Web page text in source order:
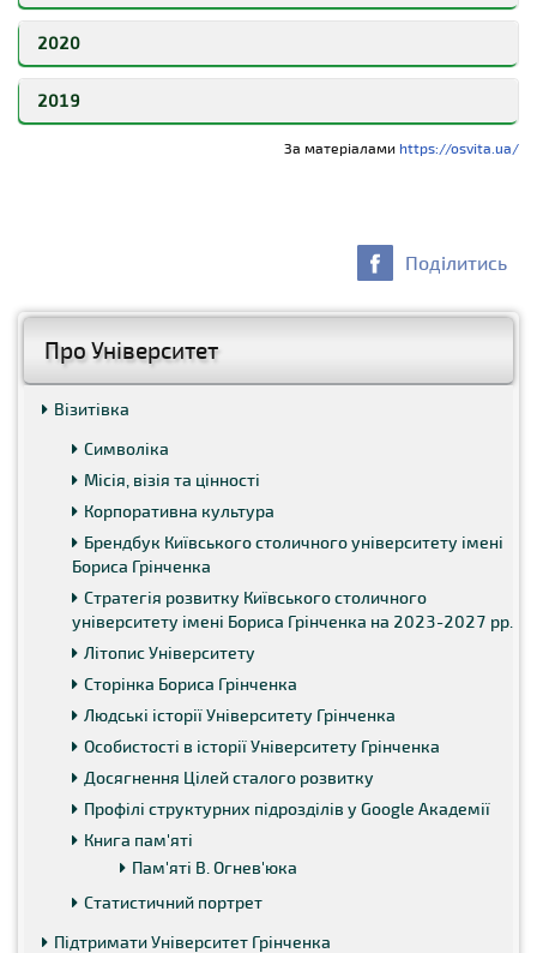
Про Університет
Візитівка
Символіка
Місія, візія та цінності
Корпоративна культура
Брендбук Київського столичного університету імені
Бориса Грінченка
Стратегія розвитку Київського столичного
університету імені Бориса Грінченка на 2023-2027 рр.
Літопис Університету
Сторінка Бориса Грінченка
Людські історії Університету Грінченка
Особистості в історії Університету Грінченка
Досягнення Цілей сталого розвитку
Профілі структурних підрозділів у Google Академії
Книга пам'яті
Пам'яті В. Огнев'юка
Статистичний портрет
Підтримати Університет Грінченка
Переглянути рейтинг
2020
2019
За матеріалами https://osvita.ua/
Поділитись